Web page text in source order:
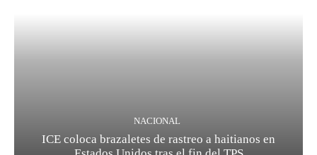
NACIONAL
ICE coloca brazaletes de rastreo a haitianos en